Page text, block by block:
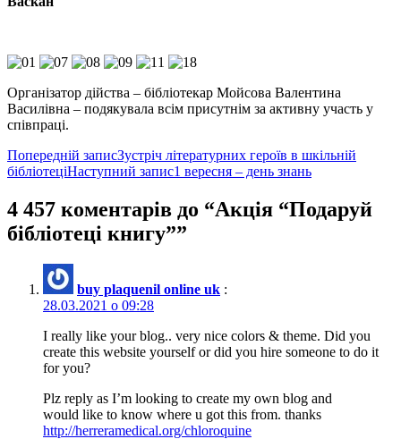
Організатор дійства – бібліотекар Мойсова Валентина
Василівна – подякувала всім присутнім за активну участь у
співпраці.
Навігація
по
записам
Попередній записЗустріч літературних героїв в шкільній
бібліотеціНаступний запис1 вересня – день знань
4 457 коментарів до “Акція “Подаруй
бібліотеці книгу””
buy plaquenil online uk :
28.03.2021 о 09:28
I really like your blog.. very nice colors & theme. Did you
create this website yourself or did you hire someone to do it
for you?
Plz reply as I’m looking to create my own blog and
would like to know where u got this from. thanks
http://herreramedical.org/chloroquine